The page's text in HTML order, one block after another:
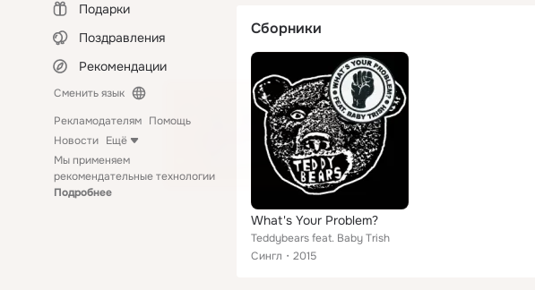
Подарки
Поздравления
Рекомендации
Сменить язык
Рекламодателям Помощь
Новости Ещё
Мы применяем
рекомендательные технологии
Подробнее
Сборники
What's Your Problem?
Teddybears feat. Baby Trish
Сингл
2015